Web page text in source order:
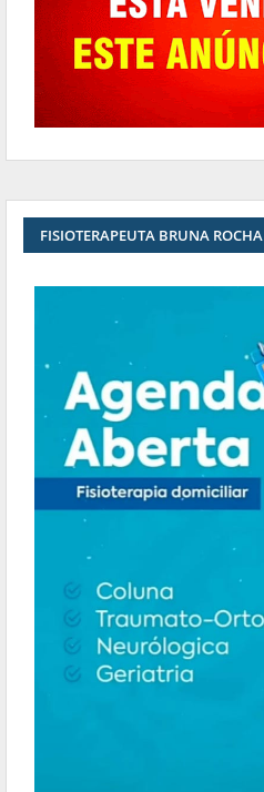
FISIOTERAPEUTA BRUNA ROCHA